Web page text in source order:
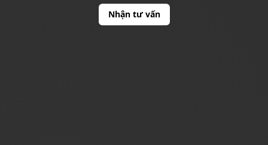
Nhận tư vấn